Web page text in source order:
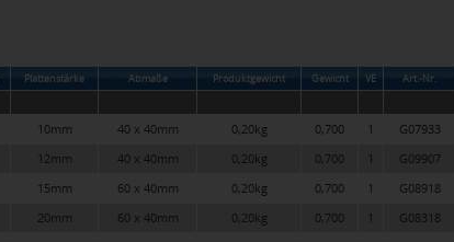
Plattenstärke Abmaße Produktgewicht Gewicht VE Art.-Nr.
10mm 40 x 40mm 0,20kg 0,700 1 G07933
12mm 40 x 40mm 0,20kg 0,700 1 G09907
15mm 60 x 40mm 0,20kg 0,700 1 G08918
20mm 60 x 40mm 0,20kg 0,700 1 G08318